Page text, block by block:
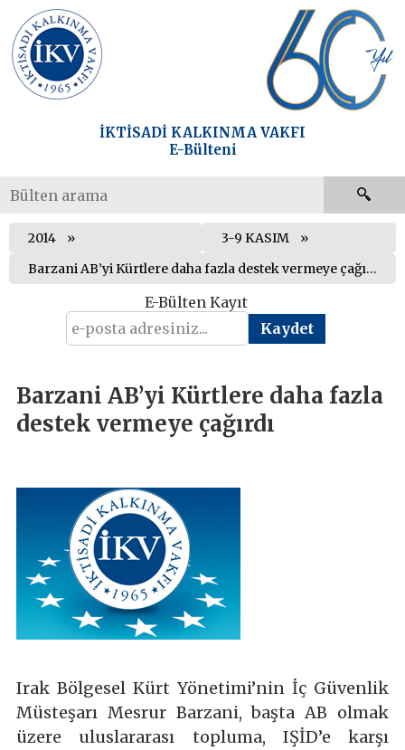
İKTİSADİ KALKINMA VAKFI
E-Bülteni
2014
3-9 KASIM
Barzani AB’yi Kürtlere daha fazla destek vermeye çağırdı
E-Bülten Kayıt
Barzani AB’yi Kürtlere daha fazla
destek vermeye çağırdı
Irak Bölgesel Kürt Yönetimi’nin İç Güvenlik
Müsteşarı Mesrur Barzani, başta AB olmak
üzere uluslararası topluma, IŞİD’e karşı